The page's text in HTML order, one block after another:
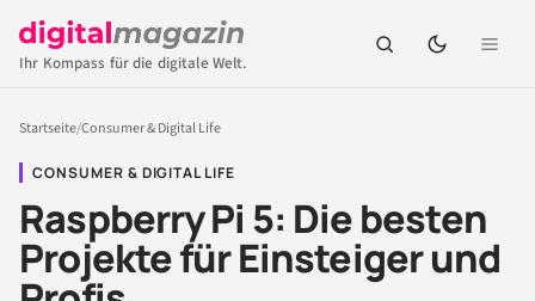
Ihr Kompass für die digitale Welt.
Startseite/Consumer & Digital Life
CONSUMER & DIGITAL LIFE
Raspberry Pi 5: Die besten
Projekte für Einsteiger und